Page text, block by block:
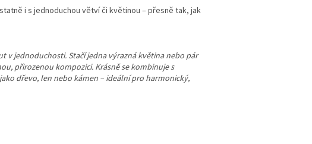
i s jednoduchou větví či květinou – přesně tak, jak
v jednoduchosti. Stačí jedna výrazná květina nebo pár
přirozenou kompozici. Krásně se kombinuje s
dřevo, len nebo kámen – ideální pro harmonický,